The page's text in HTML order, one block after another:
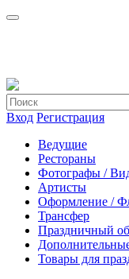
Вход Регистрация
Ведущие
Рестораны
Фотографы /
Артисты
Оформление /
Трансфер
Праздничный
Товары для